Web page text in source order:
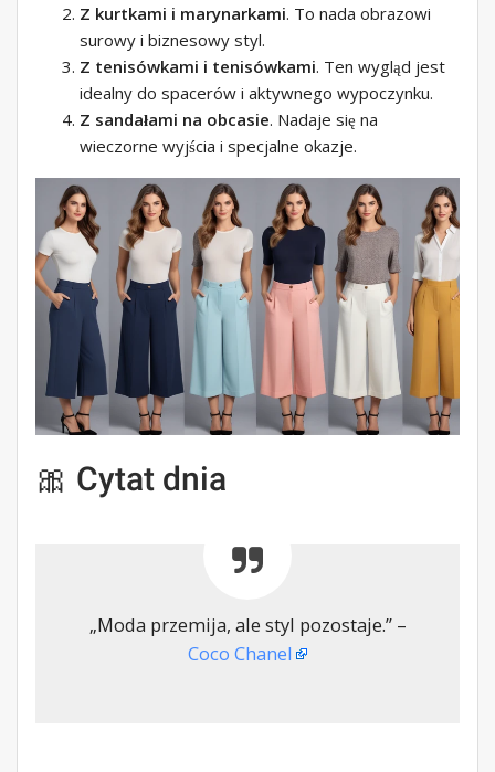
Z kurtkami i marynarkami. To nada obrazowi
surowy i biznesowy styl.
Z tenisówkami i tenisówkami. Ten wygląd jest
idealny do spacerów i aktywnego wypoczynku.
Z sandałami na obcasie. Nadaje się na
wieczorne wyjścia i specjalne okazje.
🎀 Cytat dnia
„Moda przemija, ale styl pozostaje.” –
Coco Chanel